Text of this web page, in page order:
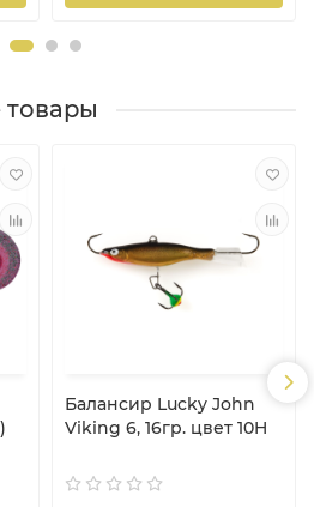
Балансир Lucky John
Viking 6, 16гр. цвет 10H